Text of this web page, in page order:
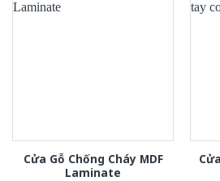
Cửa Gỗ Chống Cháy MDF
Laminate